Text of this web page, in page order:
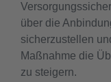
über die
sicherzustellen
Maßnahme die
zu steigern.